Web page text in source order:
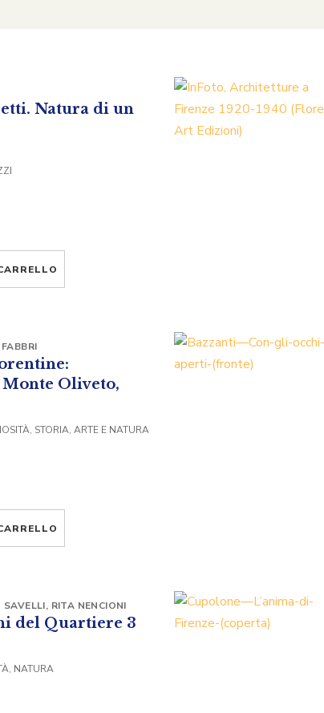
Natura di un
Oliveto,
STORIA, ARTE E NATURA
del Quartiere 3
SAVELLI, RITA NENCIONI
NATURA